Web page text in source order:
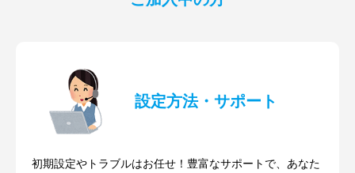
設定方法・サポート
初期設定やトラブルはお任せ！豊富なサポートで、あなた